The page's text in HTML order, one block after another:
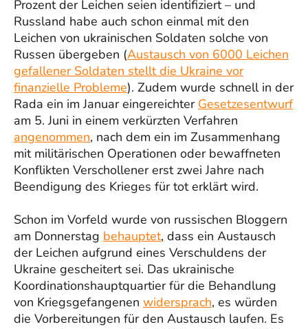
Prozent der Leichen seien identifiziert – und
Russland habe auch schon einmal mit den
Leichen von ukrainischen Soldaten solche von
Russen übergeben (Austausch von 6000 Leichen
gefallener Soldaten stellt die Ukraine vor
finanzielle Probleme). Zudem wurde schnell in der
Rada ein im Januar eingereichter Gesetzesentwurf
am 5. Juni in einem verkürzten Verfahren
angenommen, nach dem ein im Zusammenhang
mit militärischen Operationen oder bewaffneten
Konflikten Verschollener erst zwei Jahre nach
Beendigung des Krieges für tot erklärt wird.
Schon im Vorfeld wurde von russischen Bloggern
am Donnerstag behauptet, dass ein Austausch
der Leichen aufgrund eines Verschuldens der
Ukraine gescheitert sei. Das ukrainische
Koordinationshauptquartier für die Behandlung
von Kriegsgefangenen widersprach, es würden
die Vorbereitungen für den Austausch laufen. Es